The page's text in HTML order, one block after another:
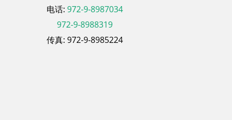
电话: 972-9-8987034
972-9-8988319
传真: 972-9-8985224